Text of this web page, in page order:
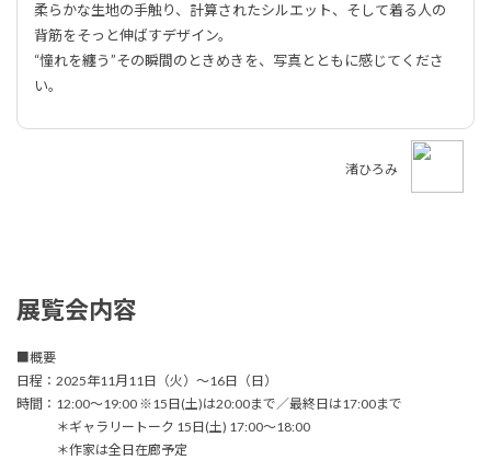
柔らかな生地の手触り、計算されたシルエット、そして着る人の
背筋をそっと伸ばすデザイン。
“憧れを纏う”その瞬間のときめきを、写真とともに感じてくださ
い。
渚ひろみ
展覧会内容
■概要
日程：2025年11月11日（火）～16日（日）
時間：12:00～19:00 ※15日(土)は20:00まで／最終日は17:00まで
＊ギャラリートーク 15日(土) 17:00〜18:00
＊作家は全日在廊予定